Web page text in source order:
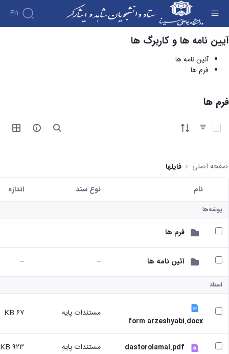
En
اهداف
وظایف
ها
آئین
ها
خدمات
فرایندها
پرونده
شاهد
و
آموزشی
به
درخواست
دانشجویان
ایثارگر
درخواست
فرم ها - ستاد دانشجویان شاهد و ایثارگر
آیین نامه ها و کاربرگ ها
آئین نامه ها
فرم ها
فرم ها
آیتم ها را انتخاب کنید
صفحه اصلی فایلها
کاربر انتخاب شده
نام نوع سند اندازه
پوشه‌ها
فرم ها --
--
آئین نامه ها --
--
اسناد
form arzeshyabi.docx
مستندات پایه ۶۷ KB
dastorolamal.pdf مستندات پایه ۹۲۳ KB